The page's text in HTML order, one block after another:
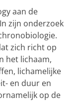
aan de
zijn onderzoek
zich richt op
het lichaam,
lichamelijke
en duur en
op de